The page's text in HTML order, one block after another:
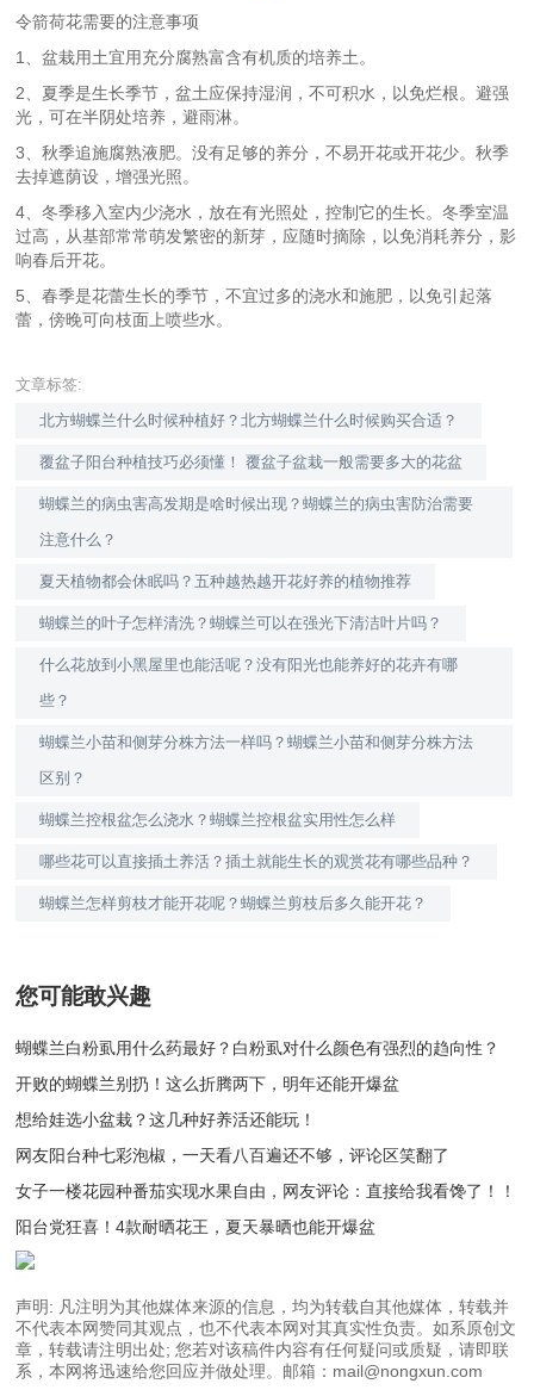
令箭荷花需要的注意事项
1、盆栽用土宜用充分腐熟富含有机质的培养土。
2、夏季是生长季节，盆土应保持湿润，不可积水，以免烂根。避强
光，可在半阴处培养，避雨淋。
3、秋季追施腐熟液肥。没有足够的养分，不易开花或开花少。秋季
去掉遮荫设，增强光照。
4、冬季移入室内少浇水，放在有光照处，控制它的生长。冬季室温
过高，从基部常常萌发繁密的新芽，应随时摘除，以免消耗养分，影
响春后开花。
5、春季是花蕾生长的季节，不宜过多的浇水和施肥，以免引起落
蕾，傍晚可向枝面上喷些水。
文章标签:
北方蝴蝶兰什么时候种植好？北方蝴蝶兰什么时候购买合适？
覆盆子阳台种植技巧必须懂！ 覆盆子盆栽一般需要多大的花盆
蝴蝶兰的病虫害高发期是啥时候出现？蝴蝶兰的病虫害防治需要
注意什么？
夏天植物都会休眠吗？五种越热越开花好养的植物推荐
蝴蝶兰的叶子怎样清洗？蝴蝶兰可以在强光下清洁叶片吗？
什么花放到小黑屋里也能活呢？没有阳光也能养好的花卉有哪
些？
蝴蝶兰小苗和侧芽分株方法一样吗？蝴蝶兰小苗和侧芽分株方法
区别？
蝴蝶兰控根盆怎么浇水？蝴蝶兰控根盆实用性怎么样
哪些花可以直接插土养活？插土就能生长的观赏花有哪些品种？
蝴蝶兰怎样剪枝才能开花呢？蝴蝶兰剪枝后多久能开花？
您可能敢兴趣
蝴蝶兰白粉虱用什么药最好？白粉虱对什么颜色有强烈的趋向性？
开败的蝴蝶兰别扔！这么折腾两下，明年还能开爆盆
想给娃选小盆栽？这几种好养活还能玩！
网友阳台种七彩泡椒，一天看八百遍还不够，评论区笑翻了
女子一楼花园种番茄实现水果自由，网友评论：直接给我看馋了！！
阳台党狂喜！4款耐晒花王，夏天暴晒也能开爆盆
声明: 凡注明为其他媒体来源的信息，均为转载自其他媒体，转载并
不代表本网赞同其观点，也不代表本网对其真实性负责。如系原创文
章，转载请注明出处; 您若对该稿件内容有任何疑问或质疑，请即联
系，本网将迅速给您回应并做处理。邮箱：mail@nongxun.com